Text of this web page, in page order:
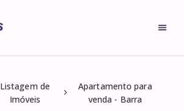
Listagem de
Imóveis
Apartamento para
venda - Barra